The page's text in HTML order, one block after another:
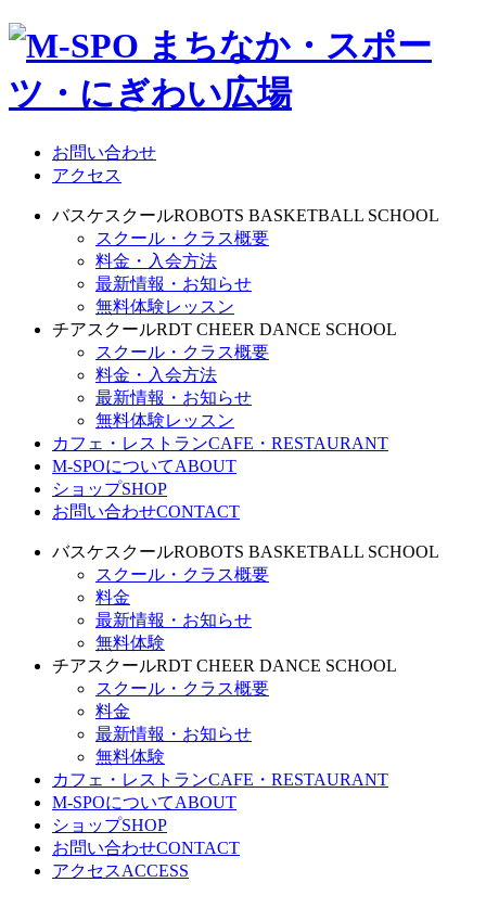
お問い合わせ
アクセス
バスケスクールROBOTS BASKETBALL SCHOOL
スクール・クラス概要
料金・入会方法
最新情報・お知らせ
無料体験レッスン
チアスクールRDT CHEER DANCE SCHOOL
スクール・クラス概要
料金・入会方法
最新情報・お知らせ
無料体験レッスン
カフェ・レストランCAFE・RESTAURANT
M-SPOについてABOUT
ショップSHOP
お問い合わせCONTACT
バスケスクールROBOTS BASKETBALL SCHOOL
スクール・クラス概要
料金
最新情報・お知らせ
無料体験
チアスクールRDT CHEER DANCE SCHOOL
スクール・クラス概要
料金
最新情報・お知らせ
無料体験
カフェ・レストランCAFE・RESTAURANT
M-SPOについてABOUT
ショップSHOP
お問い合わせCONTACT
アクセスACCESS